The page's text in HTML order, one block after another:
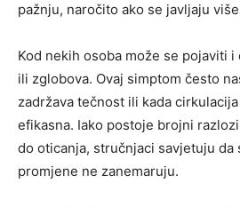
pažnju, naročito ako se javljaju
Kod nekih osoba može se pojaviti
ili zglobova. Ovaj simptom često
zadržava tečnost ili kada
efikasna. Iako postoje brojni
do oticanja, stručnjaci savjetuju da
promjene ne zanemaruju.